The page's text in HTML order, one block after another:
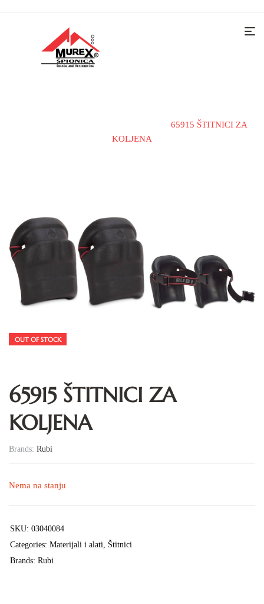
65915 ŠTITNICI ZA
KOLJENA
OUT OF STOCK
65915 ŠTITNICI ZA
KOLJENA
Brands: Rubi
Nema na stanju
SKU: 03040084
Categories: Materijali i alati, Štitnici
Brands: Rubi